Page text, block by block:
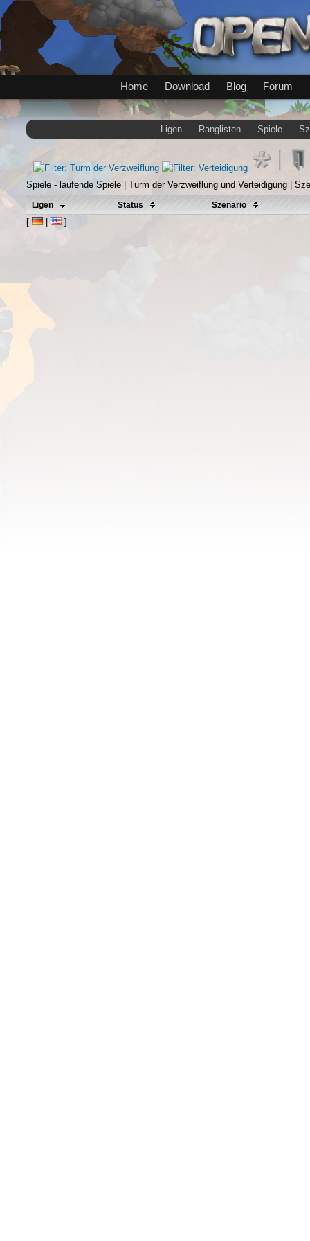
Home Download Blog Forum
Ligen Ranglisten Spiele
Spiele - laufende Spiele | Turm der Verzweiflung und Verteidigung |
Ligen Status Szenario
[ | ]